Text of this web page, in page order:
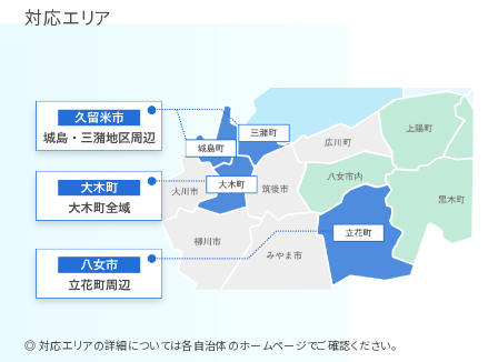
対応エリア
◎ 対応エリアの詳細については各自治体のホームページでご確認ください。